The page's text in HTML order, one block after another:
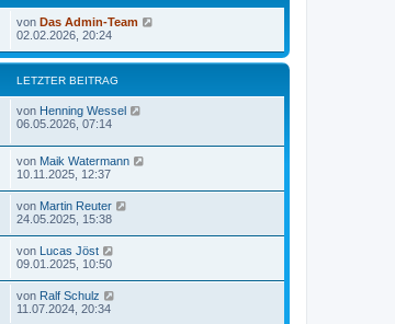
von Das Admin-Team
02.02.2026, 20:24
LETZTER BEITRAG
von Henning Wessel
06.05.2026, 07:14
von Maik Watermann
10.11.2025, 12:37
von Martin Reuter
24.05.2025, 15:38
von
Lucas Jöst
09.01.2025, 10:50
von Ralf Schulz
11.07.2024, 20:34